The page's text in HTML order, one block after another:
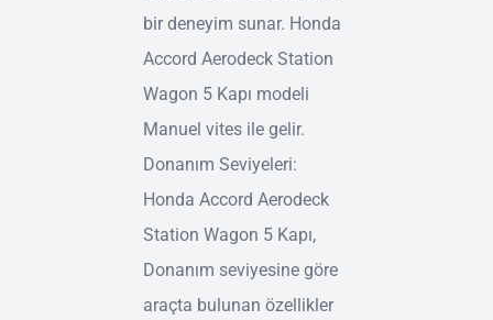
bir deneyim sunar. Honda
Accord Aerodeck Station
Wagon 5 Kapı modeli
Manuel vites ile gelir.
Donanım Seviyeleri:
Honda Accord Aerodeck
Station Wagon 5 Kapı,
Donanım seviyesine göre
araçta bulunan özellikler